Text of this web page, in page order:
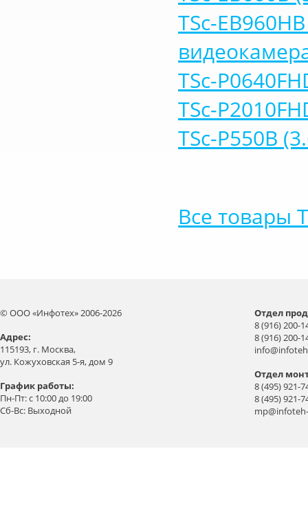
TSc-
TSc-
TSc-
TSc-P550B
Все товары
© ООО «Инфотех» 2006-2026
Aдрес:
115193, г. Москва,
ул. Кожуховская 5-я, дом 9
График работы:
Пн-Пт: с 10:00 до 19:00
Сб-Вс: Выходной
Отдел
8 (916) 200-
8 (916) 200-
Отдел
8 (495) 921-
8 (495) 921-